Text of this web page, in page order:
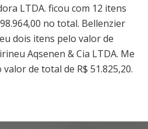
LTDA. ficou com 12 itens
no total. Bellenzier
dois itens pelo valor de
Aqsenen & Cia LTDA. Me
de total de R$ 51.825,20.